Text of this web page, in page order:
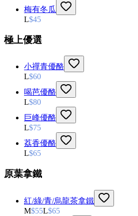
梅有冬瓜
L$45
極上優選
小禪青優酪
L$60
喝芭優酪
L$80
巨峰優酪
L$75
荔香優酪
L$65
原葉拿鐵
紅/綠/青/烏龍茶拿鐵
M$55L$65